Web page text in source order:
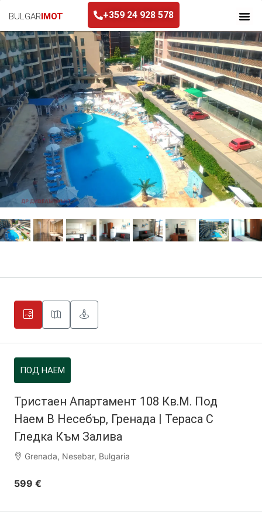
BULGARIMOT +359 24 928 578
ПОД НАЕМ
Тристаен Апартамент 108 Кв.м. Под
Наем В Несебър, Гренада | Тераса С
Гледка Към Залива
Grenada, Nesebar, Bulgaria
599 €